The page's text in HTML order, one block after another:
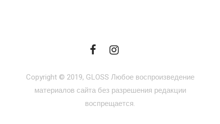
Copyright © 2019, GLOSS Любое воспроизведение
материалов сайта без разрешения редакции
воспрещается.